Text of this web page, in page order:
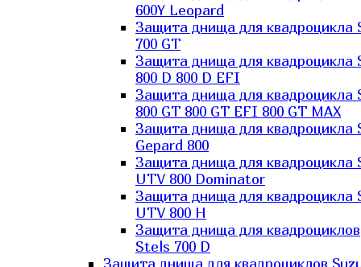
600Y Leopard
Защита днища для квадроцикла
700 GT
Защита днища для квадроцикла
800 D 800 D EFI
Защита днища для квадроцикла
800 GT 800 GT EFI 800 GT MAX
Защита днища для квадроцикла
Gepard 800
Защита днища для квадроцикла
UTV 800 Dominator
Защита днища для квадроцикла
UTV 800 H
Защита днища для квадроциклов
Stels 700 D
Защита днища для квадроциклов